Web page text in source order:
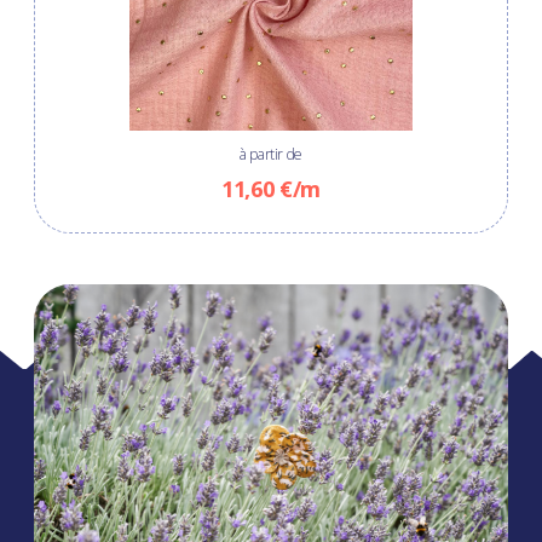
à partir de
11,60 €/m